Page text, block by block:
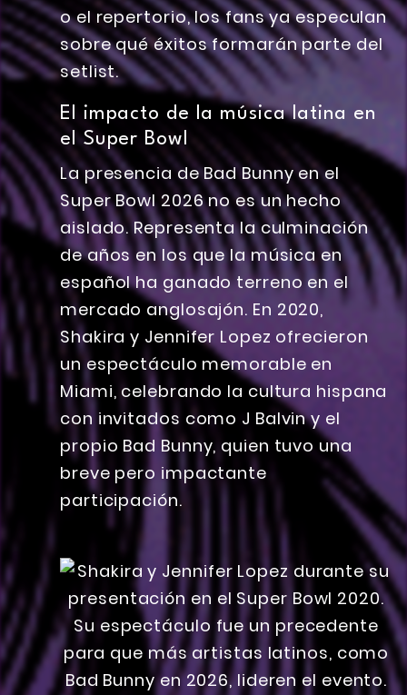
o el repertorio, los fans ya especulan
sobre qué éxitos formarán parte del
setlist.
El impacto de la música latina en
el Super Bowl
La presencia de Bad Bunny en el
Super Bowl 2026 no es un hecho
aislado. Representa la culminación
de años en los que la música en
español ha ganado terreno en el
mercado anglosajón. En 2020,
Shakira y Jennifer Lopez ofrecieron
un espectáculo memorable en
Miami, celebrando la cultura hispana
con invitados como J Balvin y el
propio Bad Bunny, quien tuvo una
breve pero impactante
participación.